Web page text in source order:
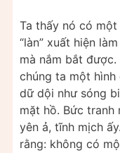
Ta thấy nó có
“làn” xuất hiện
mà nắm bắt
chúng ta một hình
dữ dội như sóng
mặt hồ. Bức tranh
yên ả, tĩnh mịch
rằng: không có